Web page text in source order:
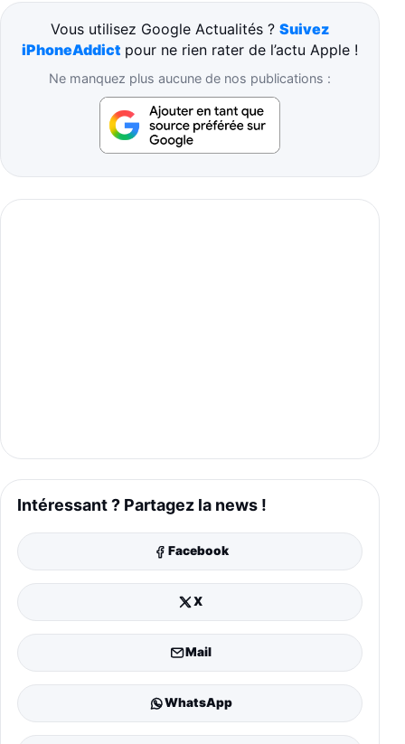
Vous utilisez Google Actualités ? Suivez
iPhoneAddict pour ne rien rater de l’actu Apple !
Ne manquez plus aucune de nos publications :
Intéressant ? Partagez la news !
Facebook
X
Mail
WhatsApp